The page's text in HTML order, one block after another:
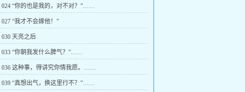
024 “你的也是我的，对不对？”……
027 “我才不会嫁他！”
030 天亮之后
033 “你朝我发什么脾气？”……
036 这种事，得讲究你情我愿。……
039 “真想出气，换这里行不？”……